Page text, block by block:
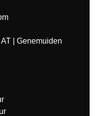
| Genemuiden